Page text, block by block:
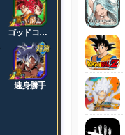
ゴッドコン
速身勝手